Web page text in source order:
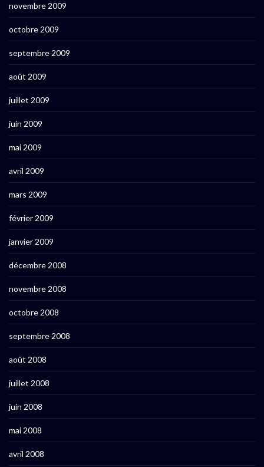
novembre 2009
octobre 2009
septembre 2009
août 2009
juillet 2009
juin 2009
mai 2009
avril 2009
mars 2009
février 2009
janvier 2009
décembre 2008
novembre 2008
octobre 2008
septembre 2008
août 2008
juillet 2008
juin 2008
mai 2008
avril 2008